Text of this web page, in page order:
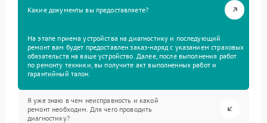
Какие документы вы предоставляете?
На этапе приема устройства на диагностику и последующий
ремонт вам будет предоставлен заказ-наряд с указанием страховых
обязательств на ваше устройство. Далее, после выполнения работ
по ремонту техники, вы получите акт выполненных работ и
гарантийный талон.
Я уже знаю в чем неисправность и какой
ремонт необходим. Для чего проводить
диагностику?